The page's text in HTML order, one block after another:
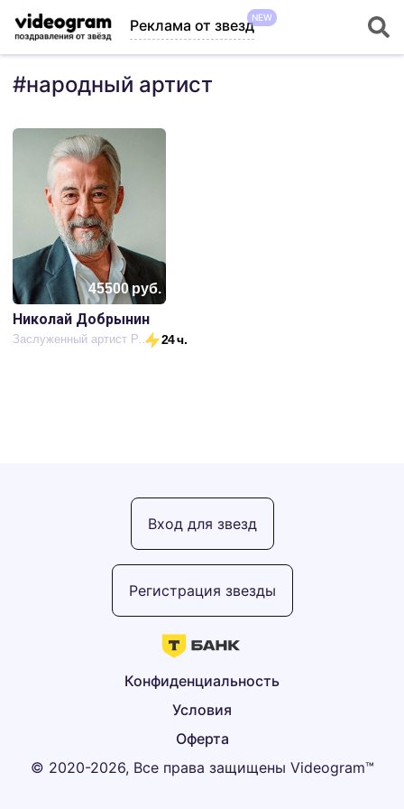
Реклама от звездNEW
#народный артист
45500руб.
Николай Добрынин
Заслуженный артист России, актер театра и кино 24 ч.
© 2020-2026, Все права защищены Videogram™
Оферта
Условия
Конфиденциальность
Регистрация звезды
Вход для звезд